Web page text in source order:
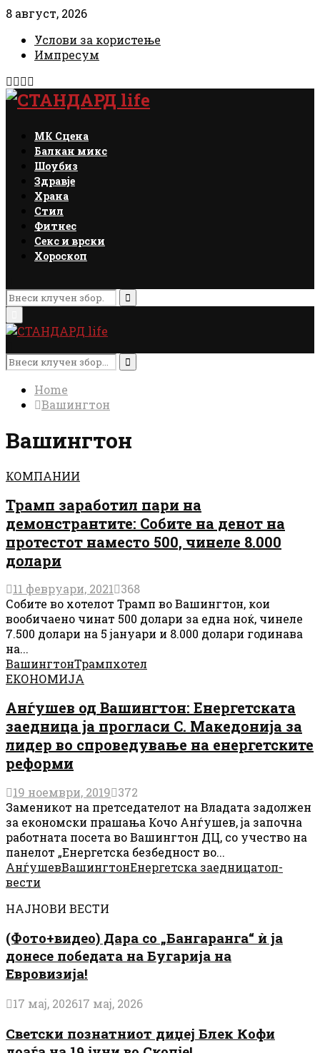
8 август, 2026
Услови за користење
Импресум
Facebook
Instagram
Email
МК Сцена
Балкан микс
Шоубиз
Здравје
Храна
Стил
Фитнес
Секс и врски
Хороскоп
Search
for:
Search
Menu
Search
for:
Search
Home
Вашингтон
Вашингтон
КОМПАНИИ
Трамп заработил пари на
демонстрантите: Собите на денот на
протестот наместо 500, чинеле 8.000
долари
11 февруари, 2021 368
Собите во хотелот Трамп во Вашингтон, кои
вообичаено чинат 500 долари за една ноќ, чинеле
7.500 долари на 5 јануари и 8.000 долари годинава
на...
ВашингтонТрампхотел
ЕКОНОМИЈА
Анѓушев од Вашингтон: Енергетската
заедница ја прогласи С. Македонија за
лидер во спроведување на енергетските
реформи
19 ноември, 2019 372
Заменикот на претседателот на Владата задолжен
за економски прашања Кочо Анѓушев, ја започна
работната посета во Вашингтон ДЦ, со учество на
панелот „Енергетска безбедност во...
АнѓушевВашингтонЕнергетска заедницатоп-
вести
НАЈНОВИ ВЕСТИ
(Фото+видео) Дара со „Бангаранга“ ѝ ја
донесе победата на Бугарија на
Евровизија!
17 мај, 202617 мај, 2026
Светски познатниот диџеј Блек Кофи